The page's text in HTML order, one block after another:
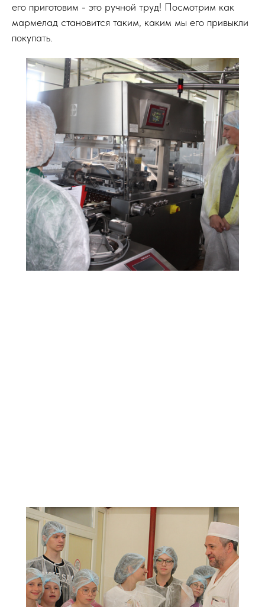
его приготовим - это ручной труд! Посмотрим как
мармелад становится таким, каким мы его привыкли
покупать.